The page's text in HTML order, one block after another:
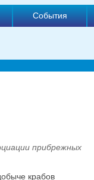
События
прибрежных
крабов